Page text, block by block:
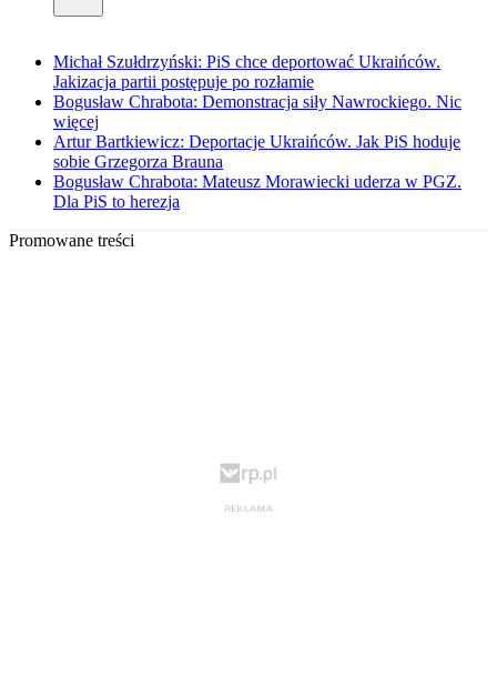
Michał Szułdrzyński: PiS chce deportować Ukraińców.
Jakizacja partii postępuje po rozłamie
Bogusław Chrabota: Demonstracja siły Nawrockiego. Nic
więcej
Artur Bartkiewicz: Deportacje Ukraińców. Jak PiS hoduje
sobie Grzegorza Brauna
Bogusław Chrabota: Mateusz Morawiecki uderza w PGZ.
Dla PiS to herezja
Promowane treści